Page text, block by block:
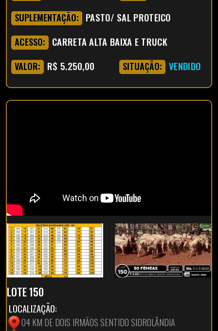
SUPLEMENTAÇÃO: PASTO/ SAL PROTEICO
ACESSO: CARRETA ALTA BAIXA E TRUCK
VALOR: R$ 5.250,00 SITUAÇÃO: VENDIDO
LOTE 150
LOCALIZAÇÃO:
04 KM DE DOIS IRMÃOS SENTIDO SIDROLÂNDIA